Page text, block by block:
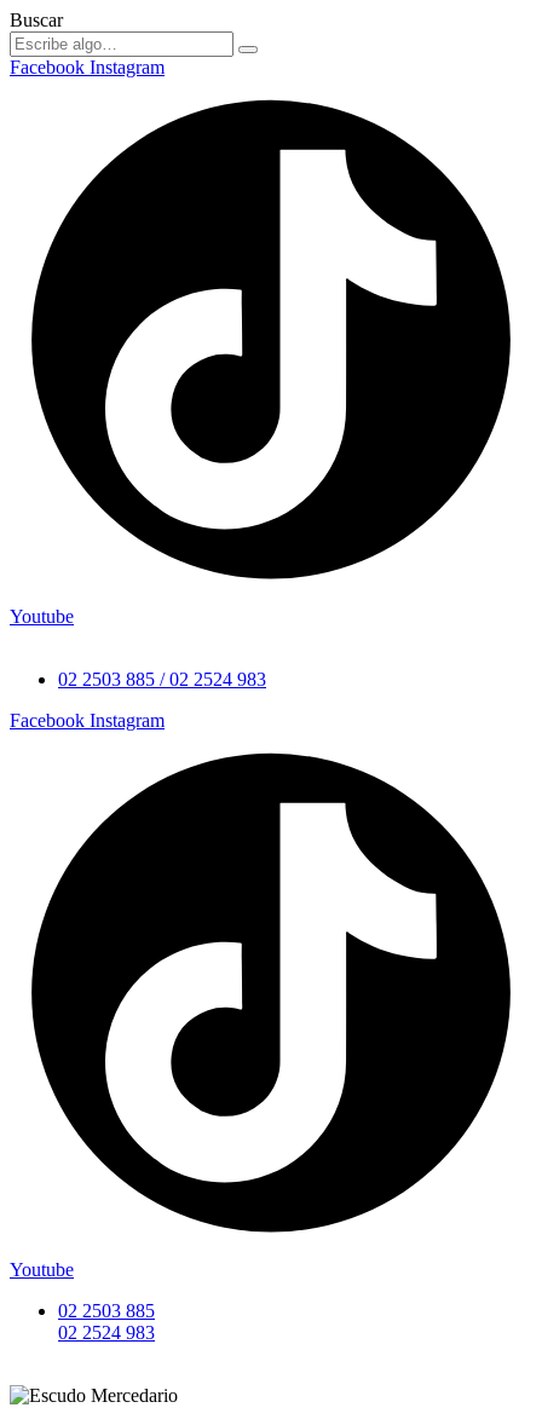
Buscar
Facebook Instagram
Youtube
02 2503 885 / 02 2524 983
Facebook Instagram
Youtube
02 2503 885
02 2524 983